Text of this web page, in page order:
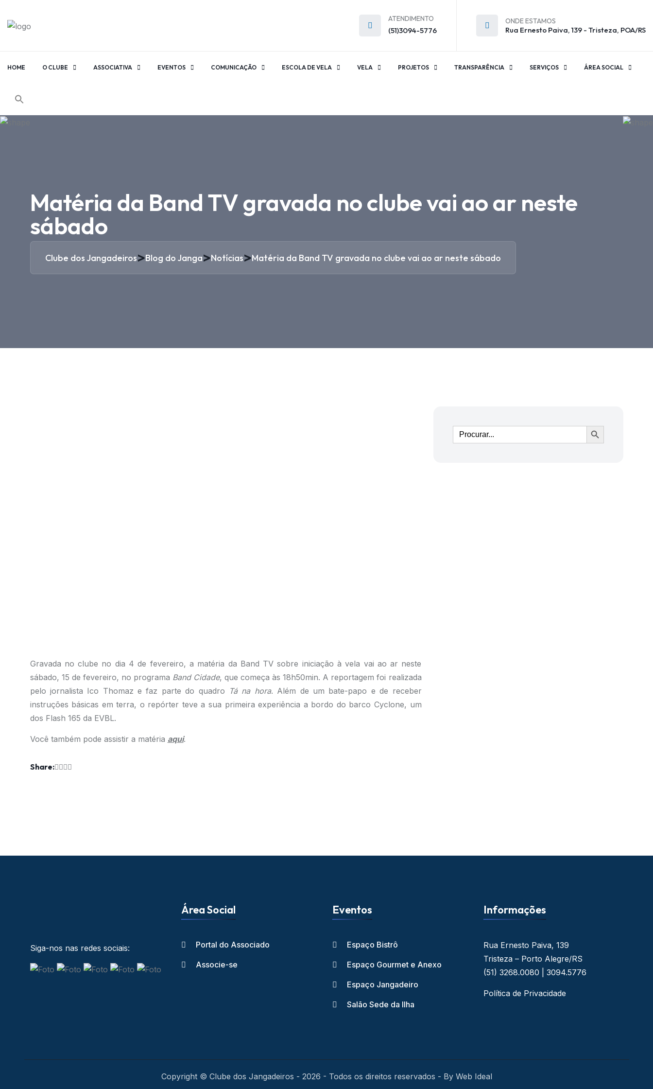
ATENDIMENTO
(51)3094-5776
ONDE ESTAMOS
Rua Ernesto Paiva, 139 - Tristeza, POA/RS
HOME O CLUBE ASSOCIATIVA EVENTOS COMUNICAÇÃO ESCOLA DE VELA VELA PROJETOS TRANSPARÊNCIA SERVIÇOS ÁREA SOCIAL
Matéria da Band TV gravada no clube vai ao ar neste
sábado
Clube dos Jangadeiros>Blog do Janga>Notícias>Matéria da Band TV gravada no clube vai ao ar neste sábado
Gravada no clube no dia 4 de fevereiro, a matéria da Band TV sobre iniciação à vela vai ao ar neste
sábado, 15 de fevereiro, no programa Band Cidade, que começa às 18h50min. A reportagem foi realizada
pelo jornalista Ico Thomaz e faz parte do quadro Tá na hora. Além de um bate-papo e de receber
instruções básicas em terra, o repórter teve a sua primeira experiência a bordo do barco Cyclone, um
dos Flash 165 da EVBL.
Você também pode assistir a matéria aqui.
Share:
Ir
Siga-nos nas redes sociais:
Área Social
Portal do Associado
Associe-se
Eventos
Espaço Bistrô
Espaço Gourmet e Anexo
Espaço Jangadeiro
Salão Sede da Ilha
Informações
Rua Ernesto Paiva, 139
Tristeza – Porto Alegre/RS
(51) 3268.0080 | 3094.5776
Política de Privacidade
Copyright © Clube dos Jangadeiros - 2026 - Todos os direitos reservados - By Web Ideal